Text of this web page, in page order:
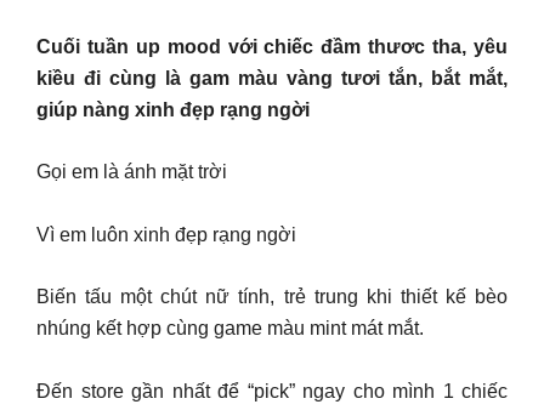
Cuối tuần up mood với chiếc đầm thươc tha, yêu
kiều đi cùng là gam màu vàng tươi tắn, bắt mắt,
giúp nàng xinh đẹp rạng ngời
Gọi em là ánh mặt trời
Vì em luôn xinh đẹp rạng ngời
Biến tấu một chút nữ tính, trẻ trung khi thiết kế bèo
nhúng kết hợp cùng game màu mint mát mắt.
Đến store gần nhất để “pick” ngay cho mình 1 chiếc